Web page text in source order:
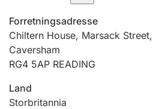
Tinglysing
Jeger
Betaling og jegeravgiftskort
Forretningsadresse
Chiltern House, Marsack Street,
Caversham
RG4 5AP READING
Land
Storbritannia